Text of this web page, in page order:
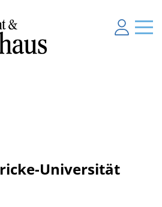
Universität